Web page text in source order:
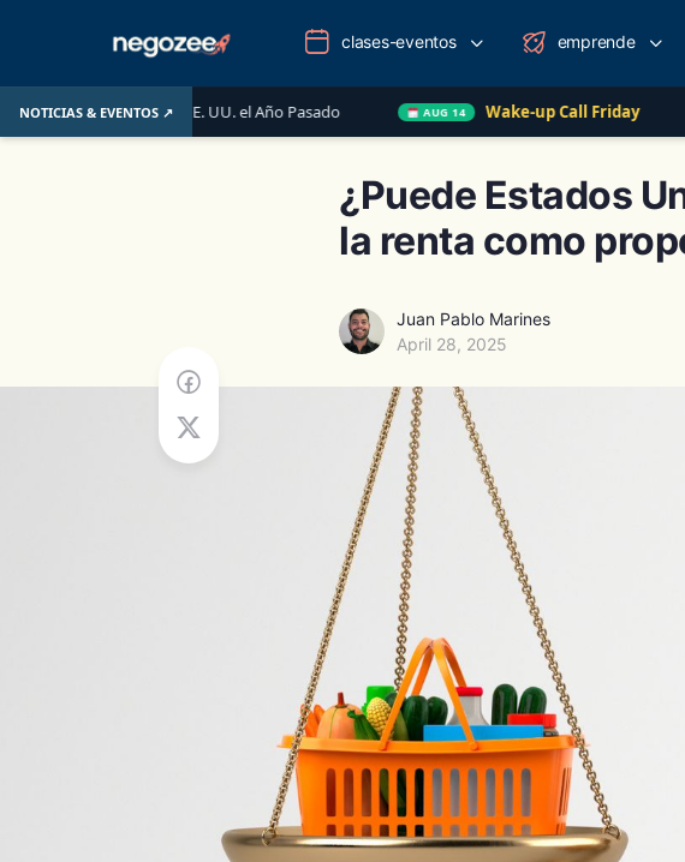
NOTICIAS & EVENTOS ↗
de EE. UU. el Año Pasado AUG 14 Wake-up Call Friday Cómo convertir
clases-eventos emprende
¿Puede Estados
la renta como
Juan Pablo Marines
April 28, 2025